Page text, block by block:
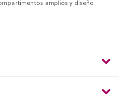
amplios y diseño